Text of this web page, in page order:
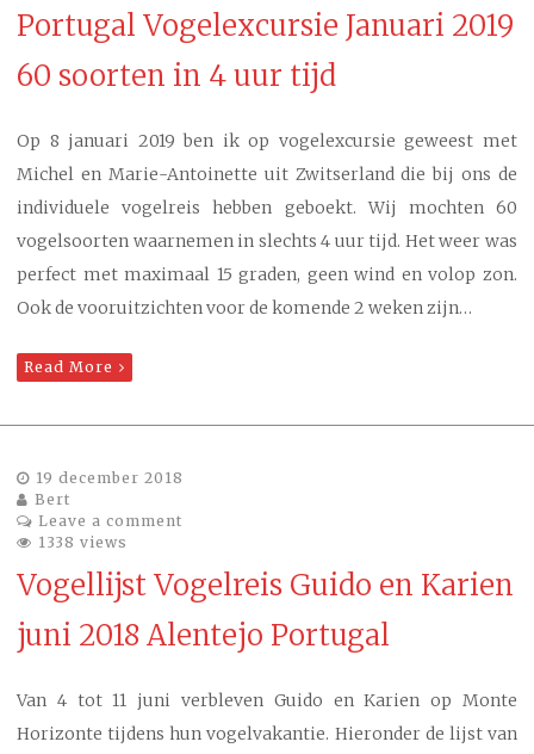
Portugal Vogelexcursie Januari 2019
60 soorten in 4 uur tijd
Op 8 januari 2019 ben ik op vogelexcursie geweest met
Michel en Marie-Antoinette uit Zwitserland die bij ons de
individuele vogelreis hebben geboekt. Wij mochten 60
vogelsoorten waarnemen in slechts 4 uur tijd. Het weer was
perfect met maximaal 15 graden, geen wind en volop zon.
Ook de vooruitzichten voor de komende 2 weken zijn…
Read More
19 december 2018
Bert
Leave a comment
1338 views
Vogellijst Vogelreis Guido en Karien
juni 2018 Alentejo Portugal
Van 4 tot 11 juni verbleven Guido en Karien op Monte
Horizonte tijdens hun vogelvakantie. Hieronder de lijst van